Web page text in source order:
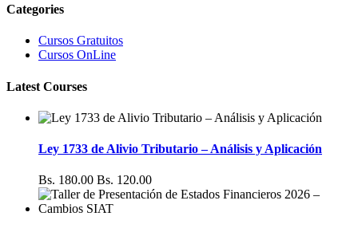
Categories
Cursos Gratuitos
Cursos OnLine
Latest Courses
Ley 1733 de Alivio Tributario – Análisis y Aplicación
Bs. 180.00 Bs. 120.00